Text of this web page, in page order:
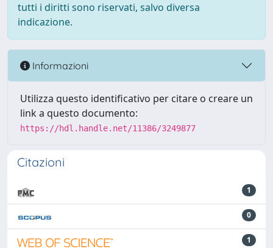
tutti i diritti sono riservati, salvo diversa
indicazione.
Informazioni
Utilizza questo identificativo per citare o creare un
link a questo documento:
https://hdl.handle.net/11386/3249877
Citazioni
1
0
1